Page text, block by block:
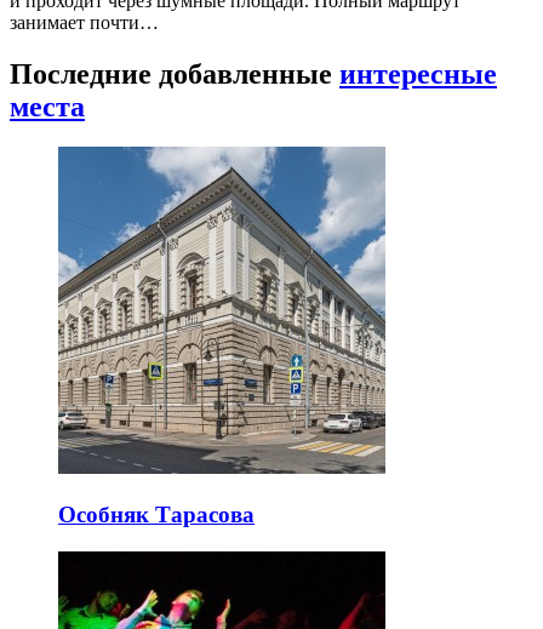
занимает почти…
Последние добавленные интересные
места
Особняк Тарасова